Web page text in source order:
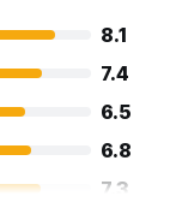
8.1
7.4
6.5
6.8
7.3